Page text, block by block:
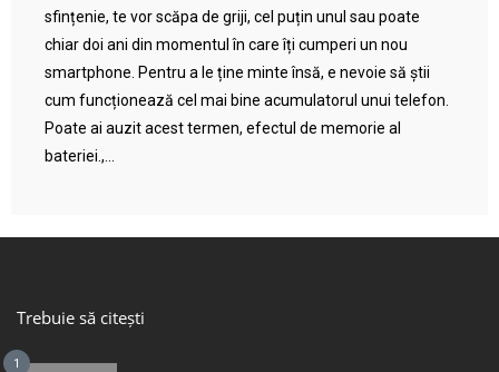
sfințenie, te vor scăpa de griji, cel puțin unul sau poate
chiar doi ani din momentul în care îți cumperi un nou
smartphone. Pentru a le ține minte însă, e nevoie să știi
cum funcționează cel mai bine acumulatorul unui telefon.
Poate ai auzit acest termen, efectul de memorie al
bateriei.,...
Trebuie să citești
1